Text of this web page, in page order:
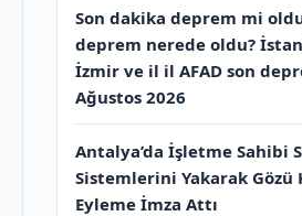
Son dakika deprem mi
deprem nerede oldu?
İzmir ve il il AFAD son
Ağustos 2026
Antalya’da İşletme Sahibi
Sistemlerini Yakarak Gözü
Eyleme İmza Attı